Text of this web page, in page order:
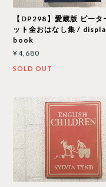
【DP298】愛蔵版 ピータ
ット全おはなし集 /
book
¥4,680
SOLD OUT